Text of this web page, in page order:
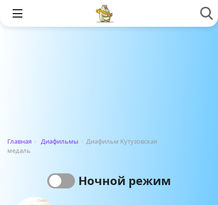
Главная › Диафильмы › Диафильм Кутузовская
медаль
Ночной режим